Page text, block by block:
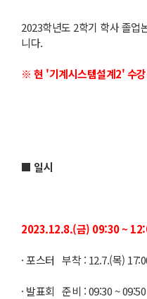
2023학년도 2학기 학사 졸업
니다.
※ 현 '기계시스템설계2' 수
■ 일시
2023.12.8.(금) 09:30 ~
· 포스터 부착 : 12.7.(목)
· 발표회 준비 : 09:30 ~ 09:50